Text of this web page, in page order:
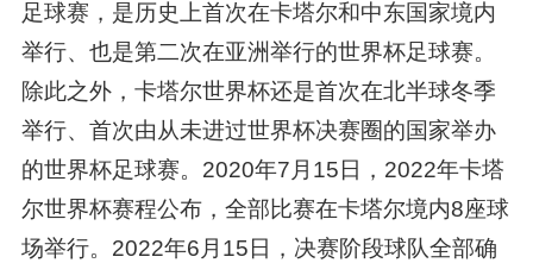
足球赛，是历史上首次在卡塔尔和中东国家境内
举行、也是第二次在亚洲举行的世界杯足球赛。
除此之外，卡塔尔世界杯还是首次在北半球冬季
举行、首次由从未进过世界杯决赛圈的国家举办
的世界杯足球赛。2020年7月15日，2022年卡塔
尔世界杯赛程公布，全部比赛在卡塔尔境内8座球
场举行。2022年6月15日，决赛阶段球队全部确